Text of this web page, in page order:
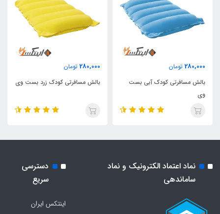
280,000 تومان
بالش مسافرتی کودک آبی بست
وی
280,000 تومان
بالش مسافرتی کودک زرد بست وی
نماد اعتماد الکترونیک و نماد
ساماندهی
دسترسی
سریع
اینتکس ایران